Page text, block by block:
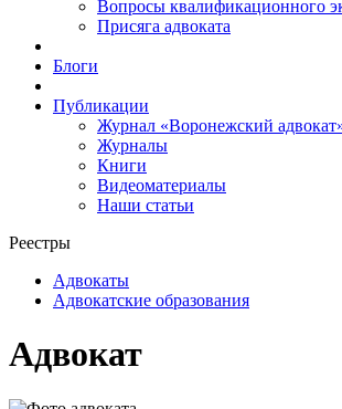
Вопросы квалификационного
Присяга адвоката
Блоги
Публикации
Журнал «Воронежский
Журналы
Книги
Видеоматериалы
Наши статьи
Реестры
Адвокаты
Адвокатские образования
Адвокат